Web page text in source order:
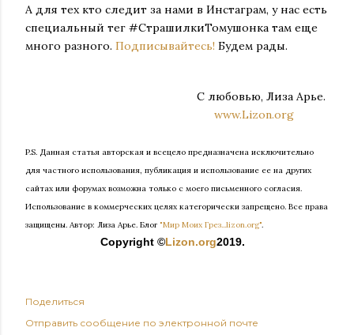
А для тех кто следит за нами в Инстаграм, у нас есть
специальный тег #СтрашилкиТомушонка там еще
много разного. Подписывайтесь! Будем рады.
С любовью, Лиза Арье.
www.Lizon.org
P.S. Данная статья авторская и всецело предназначена исключительно
для частного использования, публикация и использование ее на других
сайтах или форумах возможна только с моего письменного согласия.
Использование в коммерческих целях категорически запрещено. Все права
защищены. Автор: Лиза Арье. Блог "Мир Моих Грез...lizon.org".
Copyright ©Lizon.org2019.
Поделиться
Отправить сообщение по электронной почте